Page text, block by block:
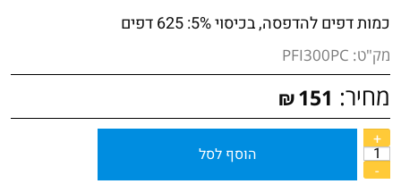
כמות דפים להדפסה, בכיסוי 5%: 625 דפים
מק"ט: PFI300PC
מחיר: ₪151
הוסף לסל